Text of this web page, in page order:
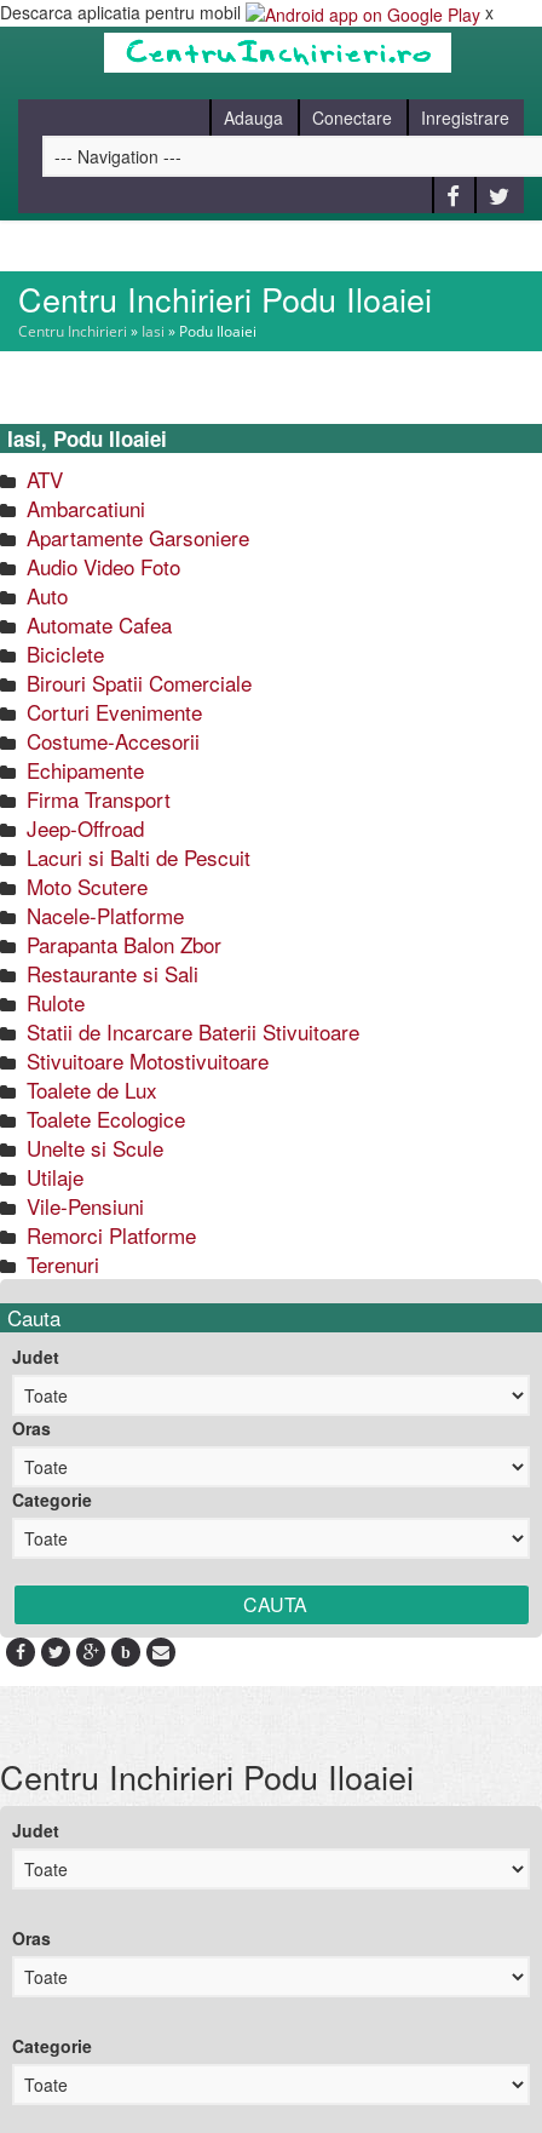
Descarca aplicatia pentru mobil x
Adauga Conectare Inregistrare
HOME
BLOG
CONTACT
Centru Inchirieri Podu Iloaiei
Centru Inchirieri » Iasi » Podu Iloaiei
Iasi, Podu Iloaiei
ATV
Ambarcatiuni
Apartamente Garsoniere
Audio Video Foto
Auto
Automate Cafea
Biciclete
Birouri Spatii Comerciale
Corturi Evenimente
Costume-Accesorii
Echipamente
Firma Transport
Jeep-Offroad
Lacuri si Balti de Pescuit
Moto Scutere
Nacele-Platforme
Parapanta Balon Zbor
Restaurante si Sali
Rulote
Statii de Incarcare Baterii Stivuitoare
Stivuitoare Motostivuitoare
Toalete de Lux
Toalete Ecologice
Unelte si Scule
Utilaje
Vile-Pensiuni
Remorci Platforme
Terenuri
Cauta
Judet
Oras
Categorie
b
Centru Inchirieri Podu Iloaiei
Judet
Oras
Categorie